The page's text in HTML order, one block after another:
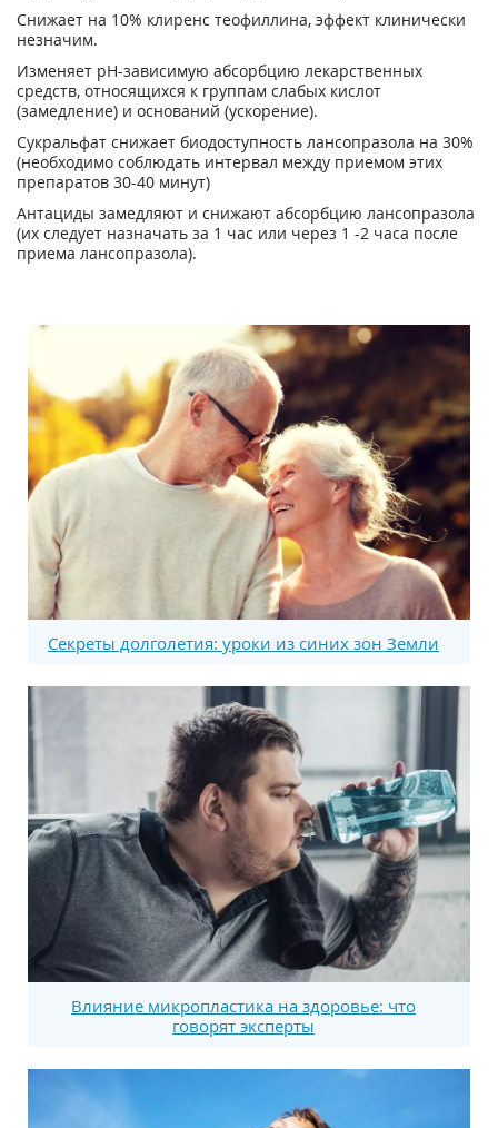
Снижает на 10% клиренс теофиллина, эффект клинически
незначим.
Изменяет pH-зависимую абсорбцию лекарственных
средств, относящихся к группам слабых кислот
(замедление) и оснований (ускорение).
Сукральфат снижает биодоступность лансопразола на 30%
(необходимо соблюдать интервал между приемом этих
препаратов 30-40 минут)
Антациды замедляют и снижают абсорбцию лансопразола
(их следует назначать за 1 час или через 1 -2 часа после
приема лансопразола).
Секреты долголетия: уроки из синих зон Земли
Влияние микропластика на здоровье: что
говорят эксперты